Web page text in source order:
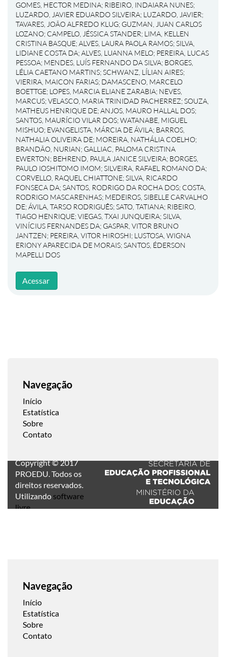
GOMES, HECTOR MEDINA; RIBEIRO, INDAIARA NUNES;
LUZARDO, JAVIER EDUARDO SILVEIRA; LUZARDO, JAVIER;
TAVARES, JOÃO ALFREDO KLUG; GUZMAN, JUAN CARLOS
LOZANO; CAMPELO, JÉSSICA STANDER; LIMA, KELLEN
CRISTINA BASQUE;ALVES, LAURA PAOLA RAMOS;SILVA,
LIDIANE COSTA DA;ALVES, LUANNA MELO; PEREIRA, LUCAS
PESSOA; MENDES, LUÍS FERNANDO DA SILVA; BORGES,
LÉLIA CAETANO MARTINS;SCHWANZ, LÍLIAN AIRES;
VIERIRA, MAICON FARIAS; DAMASCENO, MARCELO
BOETTGE; LOPES, MARCIA ELIANE ZARABIA; NEVES,
MARCUS;VELASCO, MARIA TRINIDAD PACHERREZ;SOUZA,
MATHEUS HENRIQUE DE;ANJOS, MAURO HALLAL DOS;
SANTOS, MAURÍCIO VILAR DOS;WATANABE, MIGUEL
MISHUO; EVANGELISTA, MÁRCIA DE ÁVILA; BARROS,
NATHALIA OLIVEIRA DE; MOREIRA, NATHÁLIA COELHO;
BRANDÃO, NURIAN; GALLIAC, PALOMA CRISTINA
EWERTON; BEHREND, PAULA JANICE SILVEIRA; BORGES,
PAULO IOSHITOMO IMOM;SILVEIRA, RAFAEL ROMANO DA;
CORVELLO, RAQUEL CHIATTONE;SILVA, RICARDO
FONSECA DA;SANTOS, RODRIGO DA ROCHA DOS; COSTA,
RODRIGO MASCARENHAS; MEDEIROS, SIBELLE CARVALHO
DE;ÁVILA, TARSO RODRIGUÊS;SATO, TATIANA; RIBEIRO,
TIAGO HENRIQUE;VIEGAS, TXAI JUNQUEIRA;SILVA,
VINÍCIUS FERNANDES DA; GASPAR, VITOR BRUNO
JANTZEN; PEREIRA, VITOR HIROSHI; LUSTOSA, WIGNA
ERIONY APARECIDA DE MORAIS;SANTOS, ÉDERSON
MAPELLI DOS
Acessar
Navegação
Início
Estatística
Sobre
Contato
Copyright © 2017
PROEDU. Todos os
direitos reservados.
Utilizando software
livre.
Navegação
Início
Estatística
Sobre
Contato